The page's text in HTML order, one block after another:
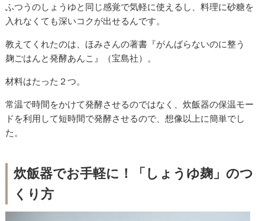
ふつうのしょうゆと同じ感覚で気軽に使えるし、料理に砂糖を
入れなくても深いコクが出せるんです。
教えてくれたのは、ほみさんの著書『がんばらないのに整う
麹ごはんと発酵あんこ』（宝島社）。
材料はたった２つ。
常温で時間をかけて発酵させるのではなく、炊飯器の保温モー
ドを利用して短時間で発酵させるので、想像以上に簡単でし
た。
炊飯器でお手軽に！「しょうゆ麹」のつ
くり方